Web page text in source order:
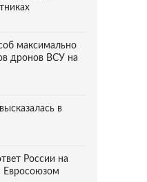
максимально
дронов ВСУ на
в
России на
Евросоюзом